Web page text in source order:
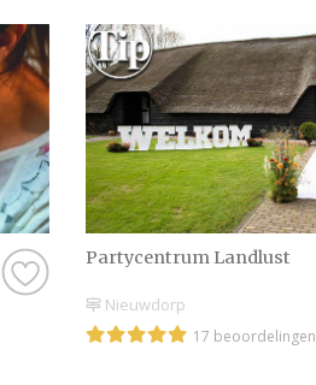
Partycentrum Landlust
Nieuwdorp
17 beoordelingen